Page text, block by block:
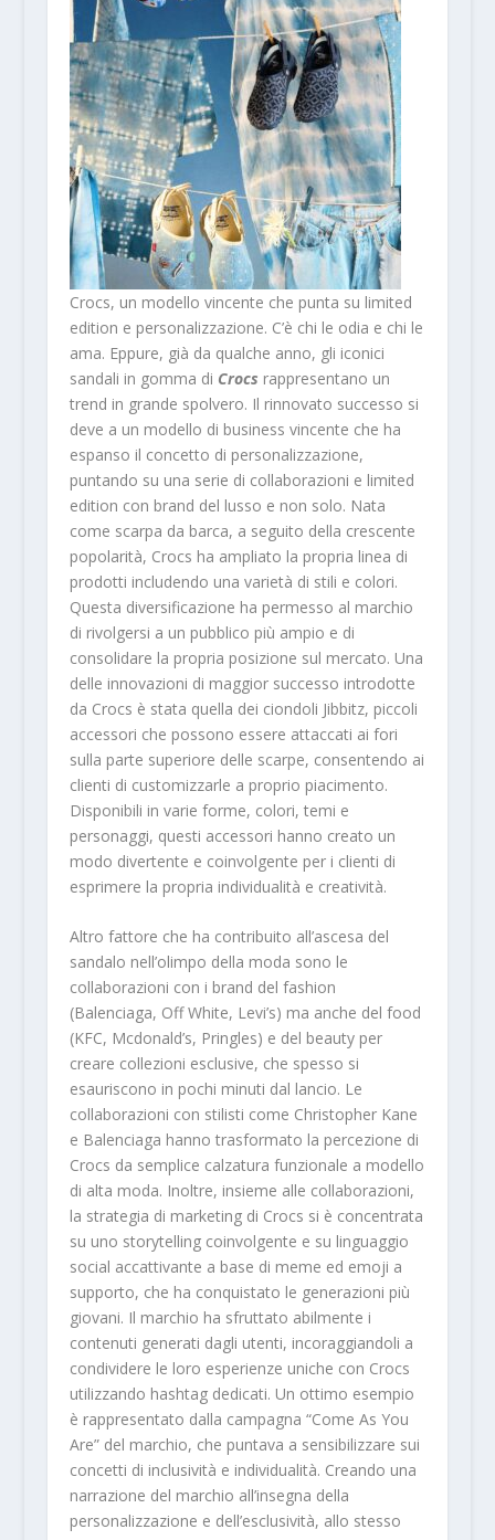
Crocs, un modello vincente che punta su limited
edition e personalizzazione. C’è chi le odia e chi le
ama. Eppure, già da qualche anno, gli iconici
sandali in gomma di Crocs rappresentano un
trend in grande spolvero. Il rinnovato successo si
deve a un modello di business vincente che ha
espanso il concetto di personalizzazione,
puntando su una serie di collaborazioni e limited
edition con brand del lusso e non solo. Nata
come scarpa da barca, a seguito della crescente
popolarità, Crocs ha ampliato la propria linea di
prodotti includendo una varietà di stili e colori.
Questa diversificazione ha permesso al marchio
di rivolgersi a un pubblico più ampio e di
consolidare la propria posizione sul mercato. Una
delle innovazioni di maggior successo introdotte
da Crocs è stata quella dei ciondoli Jibbitz, piccoli
accessori che possono essere attaccati ai fori
sulla parte superiore delle scarpe, consentendo ai
clienti di customizzarle a proprio piacimento.
Disponibili in varie forme, colori, temi e
personaggi, questi accessori hanno creato un
modo divertente e coinvolgente per i clienti di
esprimere la propria individualità e creatività.
Altro fattore che ha contribuito all’ascesa del
sandalo nell’olimpo della moda sono le
collaborazioni con i brand del fashion
(Balenciaga, Off White, Levi’s) ma anche del food
(KFC, Mcdonald’s, Pringles) e del beauty per
creare collezioni esclusive, che spesso si
esauriscono in pochi minuti dal lancio. Le
collaborazioni con stilisti come Christopher Kane
e Balenciaga hanno trasformato la percezione di
Crocs da semplice calzatura funzionale a modello
di alta moda. Inoltre, insieme alle collaborazioni,
la strategia di marketing di Crocs si è concentrata
su uno storytelling coinvolgente e su linguaggio
social accattivante a base di meme ed emoji a
supporto, che ha conquistato le generazioni più
giovani. Il marchio ha sfruttato abilmente i
contenuti generati dagli utenti, incoraggiandoli a
condividere le loro esperienze uniche con Crocs
utilizzando hashtag dedicati. Un ottimo esempio
è rappresentato dalla campagna “Come As You
Are” del marchio, che puntava a sensibilizzare sui
concetti di inclusività e individualità. Creando una
narrazione del marchio all’insegna della
personalizzazione e dell’esclusività, allo stesso